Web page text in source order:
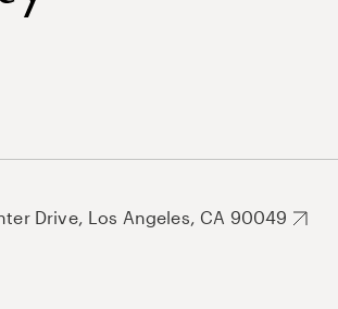
Drive, Los Angeles, CA 90049